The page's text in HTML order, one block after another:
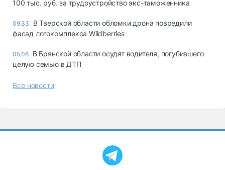
100 тыс. руб. за трудоустройство экс-таможенника
09:33
В Тверской области обломки дрона повредили
фасад логокомплекса Wildberries
05.08 В Брянской области осудят водителя, погубившего
целую семью в ДТП
Все новости